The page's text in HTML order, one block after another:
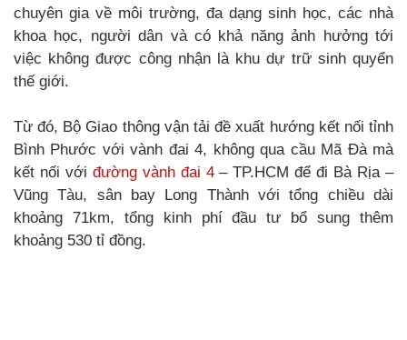
chuyên gia về môi trường, đa dạng sinh học, các nhà
khoa học, người dân và có khả năng ảnh hưởng tới
việc không được công nhận là khu dự trữ sinh quyển
thế giới.
Từ đó, Bộ Giao thông vận tải đề xuất hướng kết nối tỉnh
Bình Phước với vành đai 4, không qua cầu Mã Đà mà
kết nối với đường vành đai 4– TP.HCM để đi Bà Rịa –
Vũng Tàu, sân bay Long Thành với tổng chiều dài
khoảng 71km, tổng kinh phí đầu tư bổ sung thêm
khoảng 530 tỉ đồng.